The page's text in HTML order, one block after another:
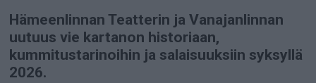
Hämeenlinnan Teatterin ja Vanajanlinnan
uutuus vie kartanon historiaan,
kummitustarinoihin ja salaisuuksiin syksyllä
2026.